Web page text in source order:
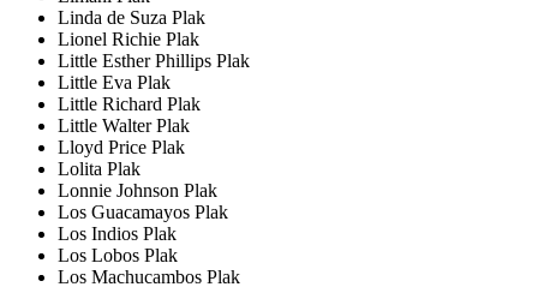
Linda de Suza Plak
Lionel Richie Plak
Little Esther Phillips Plak
Little Eva Plak
Little Richard Plak
Little Walter Plak
Lloyd Price Plak
Lolita Plak
Lonnie Johnson Plak
Los Guacamayos Plak
Los Indios Plak
Los Lobos Plak
Los Machucambos Plak